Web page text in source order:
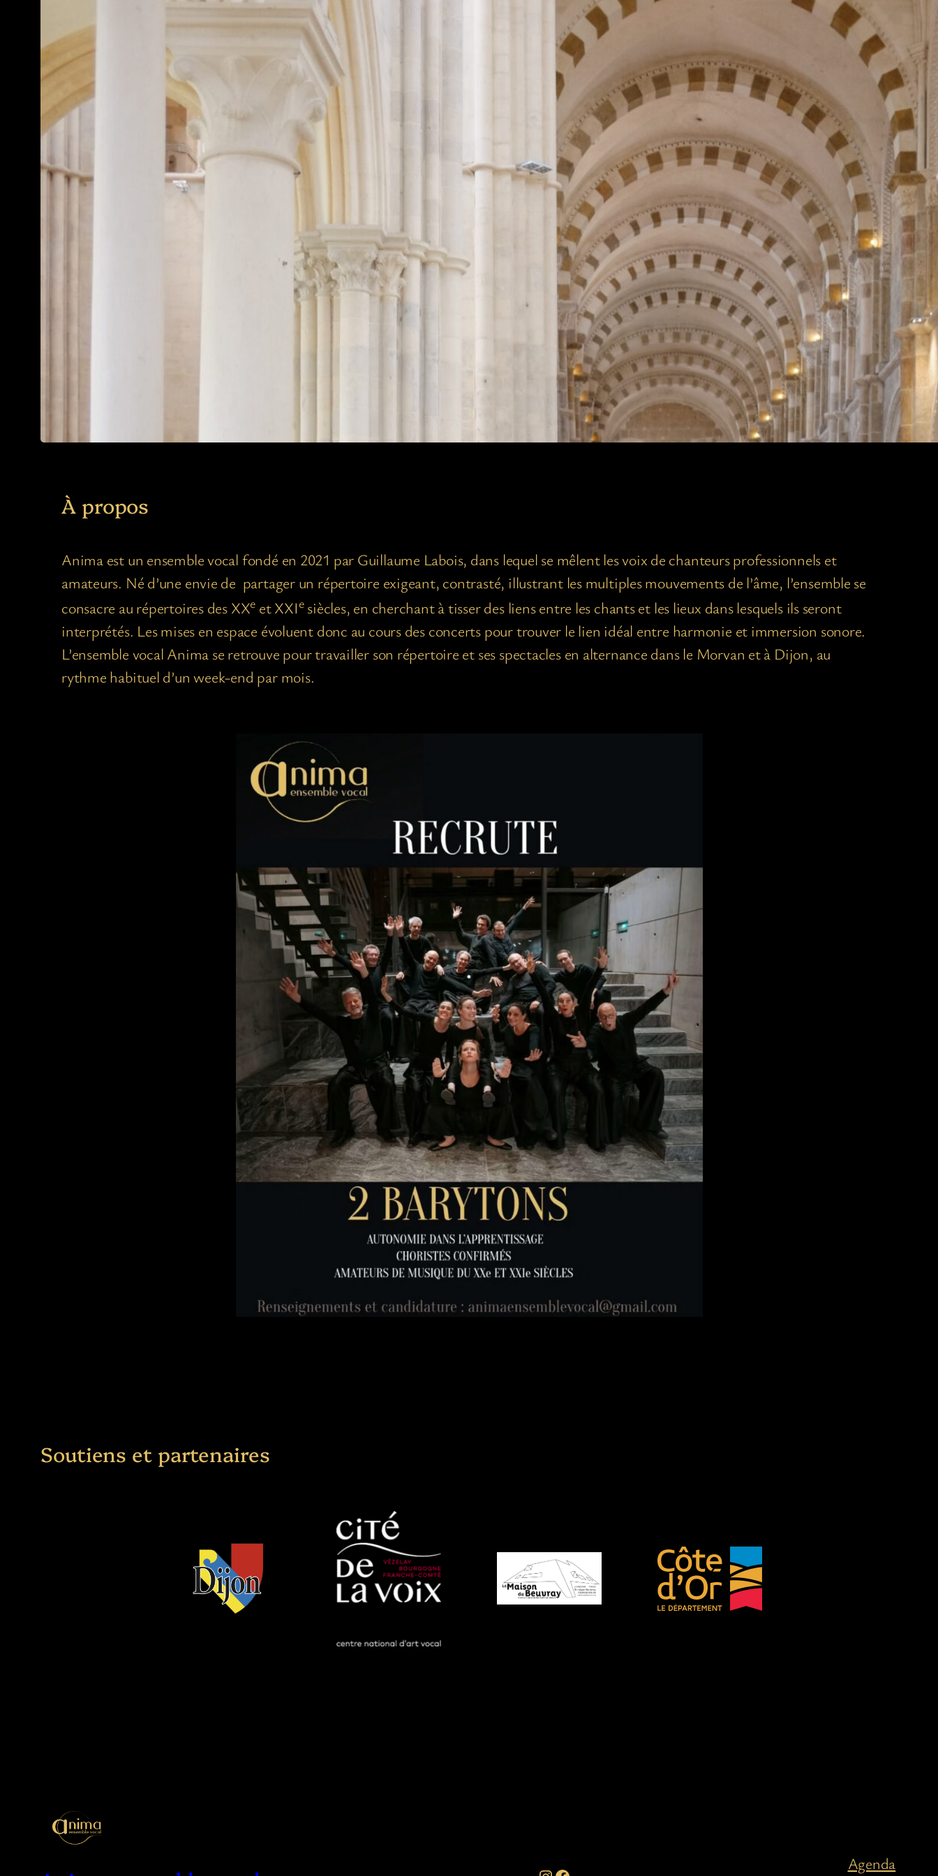
À propos
Anima est un ensemble vocal fondé en 2021 par Guillaume Labois, dans lequel se mêlent les voix de chanteurs professionnels et
amateurs. Né d’une envie de partager un répertoire exigeant, contrasté, illustrant les multiples mouvements de l’âme, l’ensemble se
consacre au répertoires des XXe et XXIesiècles, en cherchant à tisser des liens entre les chants et les lieux dans lesquels ils seront
interprétés. Les mises en espace évoluent donc au cours des concerts pour trouver le lien idéal entre harmonie et immersion sonore.
L’ensemble vocal Anima se retrouve pour travailler son répertoire et ses spectacles en alternance dans le Morvan et à Dijon, au
rythme habituel d’un week-end par mois.
Soutiens et partenaires
Agenda